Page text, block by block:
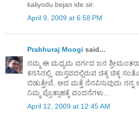
kaliyodu bejan ide sir.
April 9, 2009 at 6:58 PM
Prabhuraj Moogi said...
ನಮ್ಮ ಈ ಮಧ್ಯಮ ವರ್ಗದ ಜನ
ಕನಸಿನಲ್ಲಿ, ವಾಸ್ತವದಲ್ಲಿರುವ ಚಿಕ್ಕ ಚಿಕ್ಕ
ಬಿಡುತ್ತೇವೆ, ಅದ ಮತ್ತೆ ನೆನಪಿಸುವುದು ನನ್ನ
ನಿಮ್ಮ ಪ್ರೊತ್ಸಾಹಕ್ಕೆ ವಂದನೆಗಳು...
April 12, 2009 at 12:45 AM